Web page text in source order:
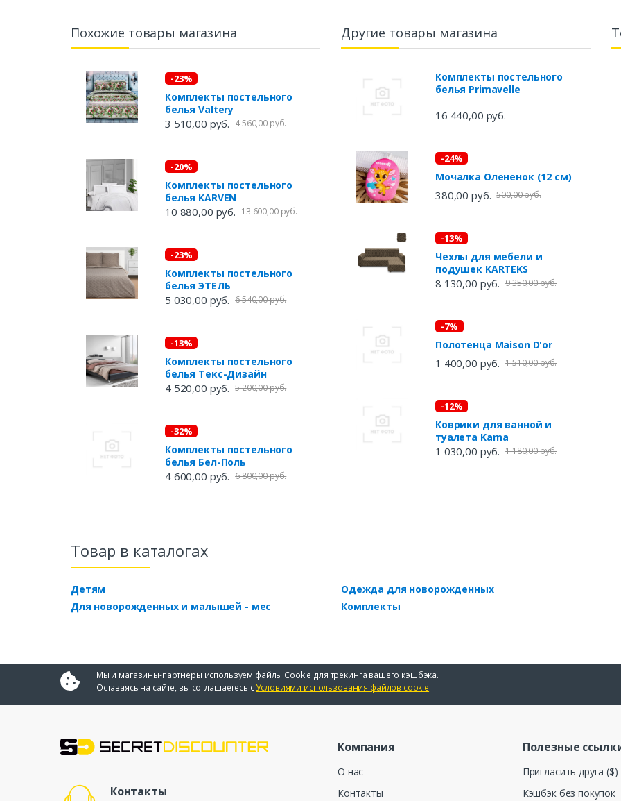
Похожие товары магазина
-23%
Комплекты постельного
белья Valtery
3 510,00 руб. 4 560,00 руб.
-20%
Комплекты постельного
белья KARVEN
10 880,00 руб. 13 600,00 руб.
-23%
Комплекты постельного
белья ЭТЕЛЬ
5 030,00 руб. 6 540,00 руб.
-13%
Комплекты постельного
белья Текс-Дизайн
4 520,00 руб. 5 200,00 руб.
-32%
Комплекты постельного
белья Бел-Поль
4 600,00 руб. 6 800,00 руб.
Другие товары магазина
Комплекты постельного
белья Primavelle
16 440,00 руб.
-24%
Мочалка Олененок (12 см)
380,00 руб. 500,00 руб.
-13%
Чехлы для мебели и
подушек KARTEKS
8 130,00 руб. 9 350,00 руб.
-7%
Полотенца Maison D'or
1 400,00 руб. 1 510,00 руб.
-12%
Коврики для ванной и
туалета Karna
1 030,00 руб. 1 180,00 руб.
Товар в каталогах
Детям
Для новорожденных и малышей - мес
Одежда для новорожденных
Комплекты
Мы и магазины-партнеры используем файлы Cookie для трекинга вашего кэшбэка.
Оставаясь на сайте, вы соглашаетесь сУсловиями использования файлов cookie
Контакты
Компания
О нас
Контакты
Полезные
Пригласить друга ($)
Кэшбэк без покупок